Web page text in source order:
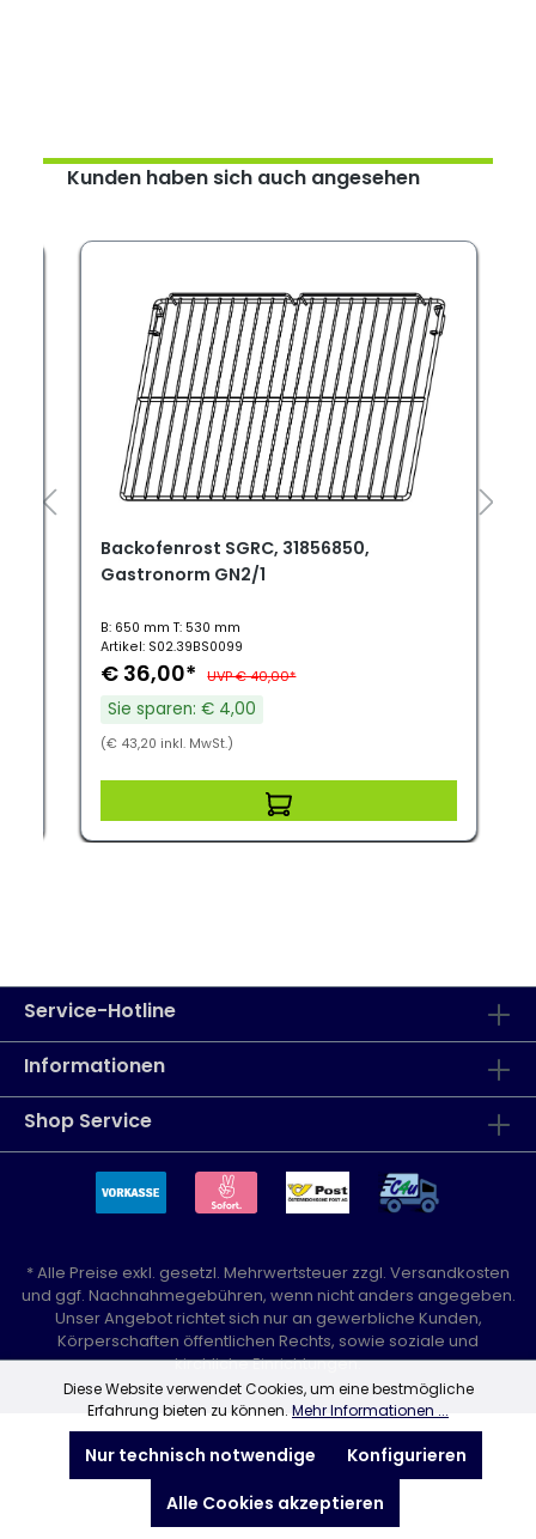
Kunden haben sich auch angesehen
Backofenrost SGRC, 31856850,
Gastronorm GN2/1
B: 650 mm T: 530 mm
Artikel: S02.39BS0099
€ 36,00* UVP € 40,00*
Sie sparen: € 4,00
(€ 43,20 inkl. MwSt.)
Service-Hotline
Informationen
Shop Service
* Alle Preise exkl. gesetzl. Mehrwertsteuer zzgl. Versandkosten
und ggf. Nachnahmegebühren, wenn nicht anders angegeben.
Unser Angebot richtet sich nur an gewerbliche Kunden,
Körperschaften öffentlichen Rechts, sowie soziale und
kirchliche Einrichtungen.
Diese Website verwendet Cookies, um eine bestmögliche
Erfahrung bieten zu können. Mehr Informationen ...
Nur technisch notwendige
Konfigurieren
Alle Cookies akzeptieren